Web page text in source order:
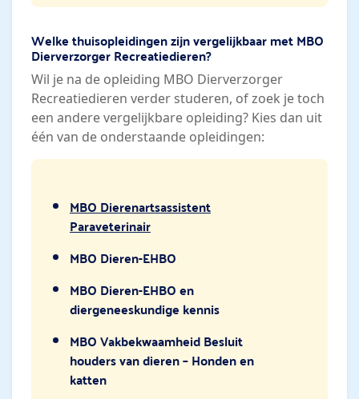
Welke thuisopleidingen zijn vergelijkbaar met MBO
Dierverzorger Recreatiedieren?
Wil je na de opleiding MBO Dierverzorger
Recreatiedieren verder studeren, of zoek je toch
een andere vergelijkbare opleiding? Kies dan uit
één van de onderstaande opleidingen:
MBO Dierenartsassistent
Paraveterinair
MBO Dieren-EHBO
MBO Dieren-EHBO en
diergeneeskundige kennis
MBO Vakbekwaamheid Besluit
houders van dieren – Honden en
katten